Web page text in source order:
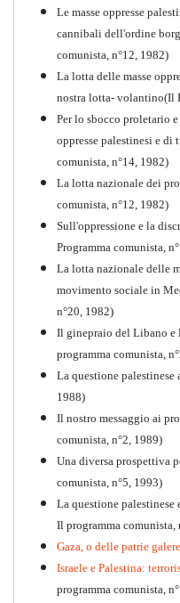
Quaderno n°10
1917-2017 Ieri
PDF Quaderno n°9
Le masse oppresse
cannibali dell'ordine
comunista, n°12, 1982)
La lotta delle masse
nostra lotta- volantino(Il
Per lo sbocco proletario
oppresse palestinesi e
comunista, n°14, 1982)
La lotta nazionale dei
comunista, n°12, 1982)
Sull'oppressione e la
Programma comunista,
La lotta nazionale delle
movimento sociale in
n°20, 1982)
Il ginepraio del Libano e
programma comunista,
La questione
1988)
Il nostro messaggio ai
comunista, n°2, 1989)
Una diversa prospettiva
comunista, n°5, 1993)
La questione
Il programma comunista,
Gaza, o delle patrie galere
Israele e Palestina:
programma comunista,